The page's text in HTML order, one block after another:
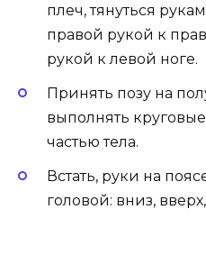
плеч, тянуться
правой рукой к
рукой к левой ноге.
Принять позу на
выполнять
частью тела.
Встать, руки на
головой: вниз,